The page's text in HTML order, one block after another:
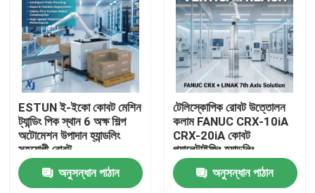
ভিডিও
আমাদের সম্পর্কে
কারখানা ভ্রমণ
মান নিয়ন্ত্রণ
ESTUN ই-ইকো কোবট মেশিন
ট্যান্ডিং পিক স্থান 6 অক্ষ শিল্প
অটোমেশন উপাদান হ্যান্ডলিং
সহযোগী রোবট
অনুসন্ধান পাঠান
টেলিস্কোপিক রোবট উত্তোলন
কলাম FANUC CRX-10iA
CRX-20iA কোবট
প্যালেটাইজিং হ্যান্ডলিং
সহযোগিতামূলক রোবট
অনুসন্ধান পাঠান